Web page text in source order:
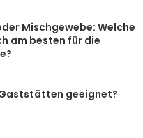
Mischgewebe: Welche
am besten für die
geeignet?